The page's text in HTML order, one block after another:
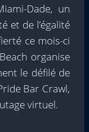
Dade, un
et de l’égalité
ce mois-ci
organise
le défilé de
Bar Crawl,
virtuel.